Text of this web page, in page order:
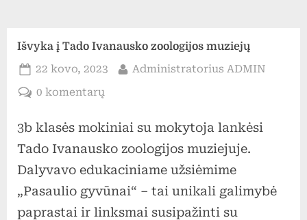
Išvyka į Tado Ivanausko zoologijos muziejų
Posted
on
22 kovo, 2023 By
Administratorius ADMIN
0 komentarųįraše
į
Tado
Ivanausko
muziejų
3b klasės mokiniai su mokytoja lankėsi
Tado Ivanausko zoologijos muziejuje.
Dalyvavo edukaciniame užsiėmime
„Pasaulio gyvūnai“ – tai unikali galimybė
paprastai ir linksmai susipažinti su